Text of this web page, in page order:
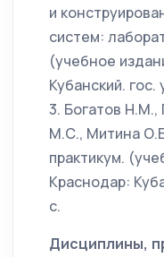
и
систем:
(учебное
Кубанский. гос.
3. Богатов Н.М.,
М.С., Митина
практикум.
Краснодар:
с.
Дисциплины,